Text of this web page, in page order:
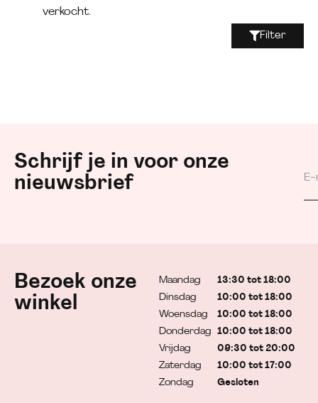
verkocht.
Filter
Schrijf je in voor onze
nieuwsbrief
Bezoek onze
winkel
Maandag
Dinsdag
Woensdag
Donderdag
Vrijdag
Zaterdag
Zondag
13:30 tot 18:00
10:00 tot 18:00
10:00 tot 18:00
10:00 tot 18:00
09:30 tot 20:00
10:00 tot 17:00
Gesloten